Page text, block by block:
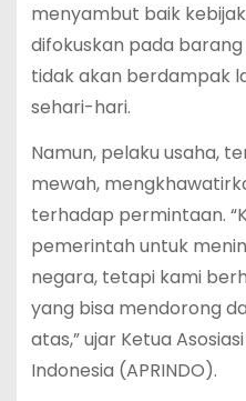
menyambut baik
difokuskan pada
tidak akan berdampak
sehari-hari.
Namun, pelaku usaha,
mewah,
terhadap permintaan.
pemerintah untuk
negara, tetapi kami
yang bisa mendorong
atas,” ujar Ketua
Indonesia (APRINDO).